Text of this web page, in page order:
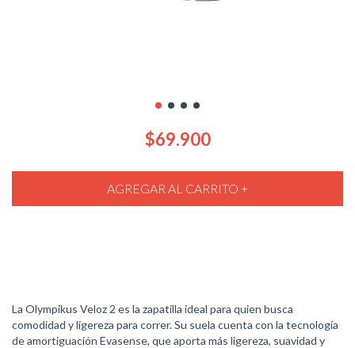
$69.900
La Olympikus Veloz 2 es la zapatilla ideal para quien busca
comodidad y ligereza para correr. Su suela cuenta con la tecnología
de amortiguación Evasense, que aporta más ligereza, suavidad y